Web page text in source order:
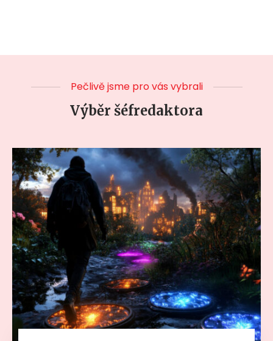
Pečlivě jsme pro vás vybrali
Výběr šéfredaktora